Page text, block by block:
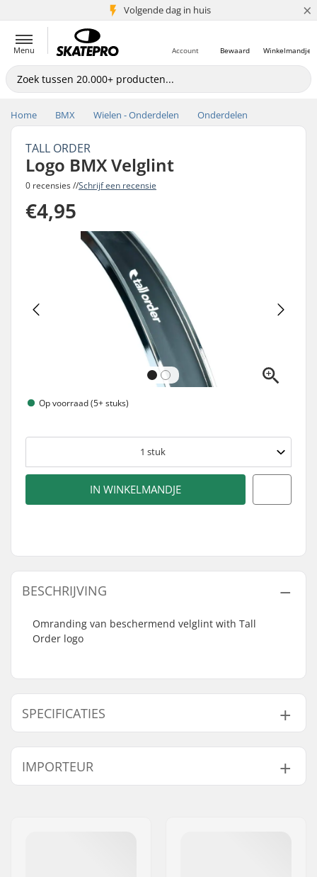
Volgende dag in huis
5+ mln. klanten ×
Menu Winkelmandje
Bewaard
Account
Home BMX Wielen - Onderdelen Onderdelen
TALL ORDER
Logo BMX Velglint
0 recensies //Schrijf een recensie
€4,95
Op voorraad (5+ stuks)
1 stuk
IN WINKELMANDJE
BESCHRIJVING
Omranding van beschermend velglint with Tall
Order logo
SPECIFICATIES
Aantal per
verpakking:
1
IMPORTEUR